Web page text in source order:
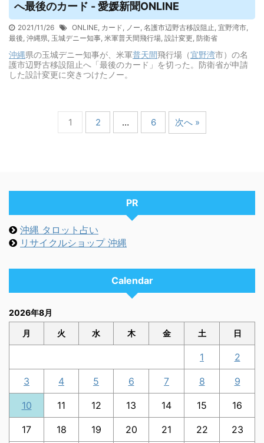
へ最後のカード - 愛媛新聞ONLINE
2021/11/26 ONLINE, カード, ノー, 名護市辺野古移設阻止, 宜野湾市,
最後, 沖縄県, 玉城デニー知事, 米軍普天間飛行場, 設計変更, 防衛省
沖縄県の玉城デニー知事が、米軍普天間飛行場（宜野湾市）の名
護市辺野古移設阻止へ「最後のカード」を切った。防衛省が申請
した設計変更に突きつけたノー。
1 2 … 6 次へ »
PR
沖縄 タロット占い
リサイクルショップ 沖縄
Calendar
2026年8月
月 火 水 木 金 土 日
1 2
3 4 5 6 7 8 9
10 11 12 13 14 15 16
17 18 19 20 21 22 23